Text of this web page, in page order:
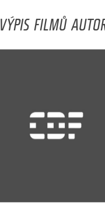
VÝPIS FILMŮ